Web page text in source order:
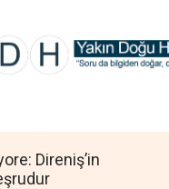
Direniş’in